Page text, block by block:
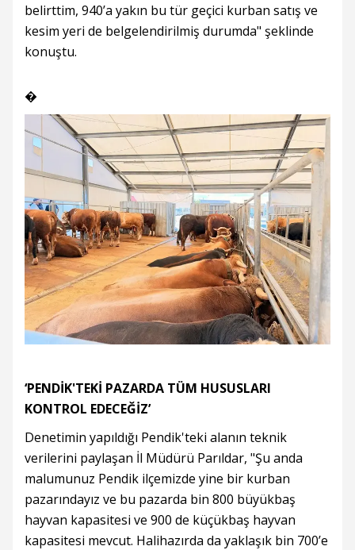
belirttim, 940’a yakın bu tür geçici kurban satış ve
kesim yeri de belgelendirilmiş durumda" şeklinde
konuştu.
�
‘PENDİK'TEKİ PAZARDA TÜM HUSUSLARI
KONTROL EDECEĞİZ’
Denetimin yapıldığı Pendik'teki alanın teknik
verilerini paylaşan İl Müdürü Parıldar, "Şu anda
malumunuz Pendik ilçemizde yine bir kurban
pazarındayız ve bu pazarda bin 800 büyükbaş
hayvan kapasitesi ve 900 de küçükbaş hayvan
kapasitesi mevcut. Halihazırda da yaklaşık bin 700’e